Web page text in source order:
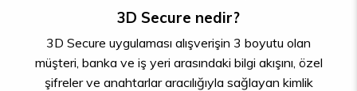
3D Secure nedir?
3D Secure uygulaması alışverişin 3 boyutu olan
müşteri, banka ve iş yeri arasındaki bilgi akışını, özel
şifreler ve anahtarlar aracılığıyla sağlayan kimlik